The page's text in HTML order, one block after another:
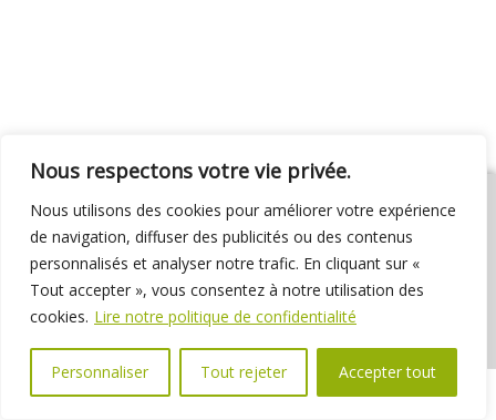
Nous respectons votre vie privée.
Nous utilisons des cookies pour améliorer votre expérience
de navigation, diffuser des publicités ou des contenus
personnalisés et analyser notre trafic. En cliquant sur «
Tout accepter », vous consentez à notre utilisation des
cookies. Lire notre politique de confidentialité
Personnaliser Tout rejeter Accepter tout
01 69 31 72 10 01 69 31 37 31
Nous contacter
Espace élus
Marchés publics Délibérations